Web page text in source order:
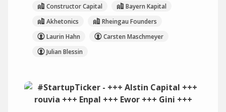
Constructor Capital
Bayern Kapital
Akhetonics
Rheingau Founders
Laurin Hahn
Carsten Maschmeyer
Julian Blessin